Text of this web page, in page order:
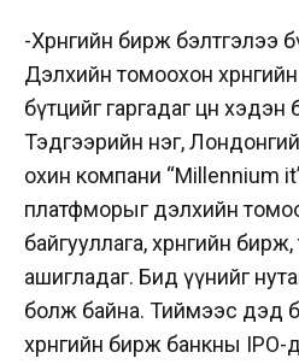
-Хөрөнгийн бирж бэлтгэлээ
Дэлхийн томоохон
бүтцийг гаргадаг цөөн
Тэдгээрийн нэг,
охин компани “Millennium
платфморыг дэлхийн
байгууллага, хөрөнгийн
ашигладаг. Бид үүнийг
болж байна. Тиймээс дэд
хөрөнгийн бирж банкны IPO-